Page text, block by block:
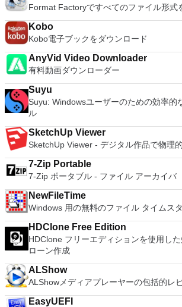
ダウンロード
ン間でデータを共有します。 幅広いホス
レーティングシステムのサポート。 USB 2.0デバイスのサポー
ト。 起動時にアプライアンス情報を取得
ームページインターフェイスを介して仮
セスできます。 VMware Playerは、Microsoft Virtual Server仮
想マシンまたはMicrosoft Virtual PC仮想
processor Project system Powerful
Graphical or command line interfaces
MPEG-4 AVC, XviD, MPEG-4 ASP,
Video, DV, ... Audio encoders: AC-3,
PCM, ... Container: AVI, MPEG-PS/TS,
...
Format Factoryですべてのファイル形式
Kobo
Kobo電子ブックをダウンロード
AnyVid Video Downloader
有料動画ダウンローダー
Suyu
Suyu: Windowsユーザーのための効率的
ル
SketchUp Viewer
SketchUp Viewer - デジタル作品で物理
7-Zip Portable
7-Zip ポータブル - ファイル アーカイバ
NewFileTime
Windows 用の無料のファイル タイムス
HDClone Free Edition
HDClone フリーエディションを使用し
ローン作成
ALShow
ALShowメディアプレーヤーの包括的レ
EasyUEFI